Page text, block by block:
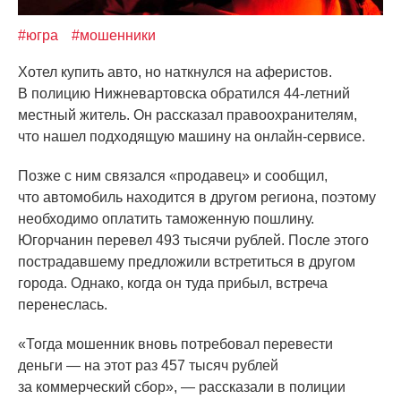
#югра #мошенники
Хотел купить авто, но наткнулся на аферистов.
В полицию Нижневартовска обратился 44-летний
местный житель. Он рассказал правоохранителям,
что нашел подходящую машину на онлайн-сервисе.
Позже с ним связался «продавец» и сообщил,
что автомобиль находится в другом региона, поэтому
необходимо оплатить таможенную пошлину.
Югорчанин перевел 493 тысячи рублей. После этого
пострадавшему предложили встретиться в другом
города. Однако, когда он туда прибыл, встреча
перенеслась.
«Тогда мошенник вновь потребовал перевести
деньги — на этот раз 457 тысяч рублей
за коммерческий сбор», — рассказали в полиции